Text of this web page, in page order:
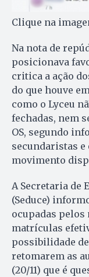
Clique na
Na nota de
posicionava
critica a ação
do que houve
como o Lyceu
fechadas, nem
OS, segundo
secundaristas e
movimento
A Secretaria de
(Seduce)
ocupadas pelos
matrículas
possibilidade
retomarem as
(20/11) que é